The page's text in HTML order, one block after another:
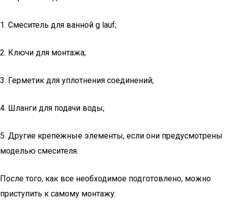
1. Смеситель для ванной g lauf;
2. Ключи для монтажа;
3. Герметик для уплотнения соединений;
4. Шланги для подачи воды;
5. Другие крепежные элементы, если они предусмотрены
моделью смесителя.
После того, как все необходимое подготовлено, можно
приступить к самому монтажу: